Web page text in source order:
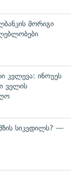
მორიგი
კვლევა: ინოუეს
ველის
სიკვდილს? —